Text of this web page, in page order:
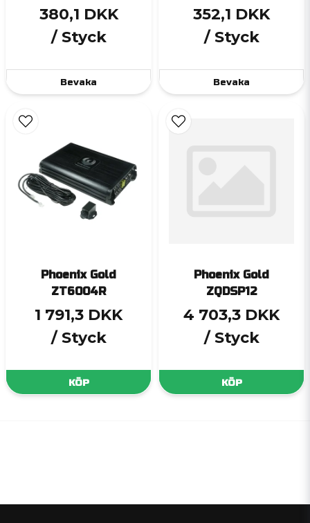
380,1 DKK
/ Styck
Bevaka
352,1 DKK
/ Styck
Bevaka
Phoenix Gold
ZT6004R
1 791,3 DKK
/ Styck
KÖP
Phoenix Gold
ZQDSP12
4 703,3 DKK
/ Styck
KÖP